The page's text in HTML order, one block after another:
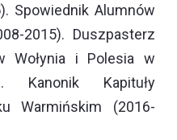
Spowiednik Alumnów
2015). Duszpasterz
Wołynia i Polesia w
Kanonik Kapituły
Warmińskim (2016-